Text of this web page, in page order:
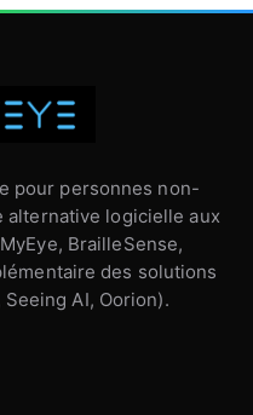
pour personnes non-
alternative logicielle aux
BrailleSense,
des solutions
AI, Oorion).